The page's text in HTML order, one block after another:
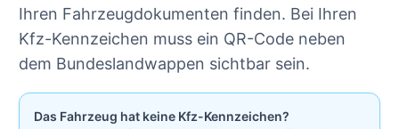
Ihren Fahrzeugdokumenten finden. Bei Ihren
Kfz-Kennzeichen muss ein QR-Code neben
dem Bundeslandwappen sichtbar sein.
Das Fahrzeug hat keine Kfz-Kennzeichen?